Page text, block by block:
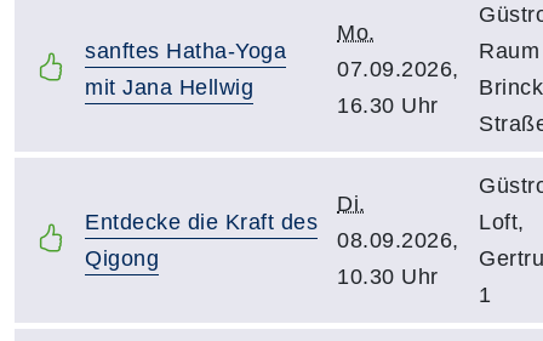
sanftes Hatha-Yoga
mit Jana Hellwig
Mo.
07.09.2026,
16.30 Uhr
Entdecke die Kraft des
Qigong
Di.
08.09.2026,
10.30 Uhr
Loft,
1